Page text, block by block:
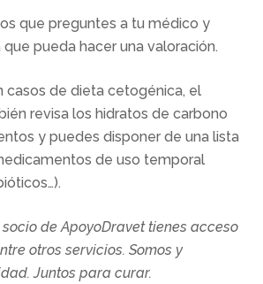
que preguntes a tu médico y
pueda hacer una valoración.
casos de dieta cetogénica, el
revisa los hidratos de carbono
y puedes disponer de una lista
de uso temporal
de ApoyoDravet tienes acceso
otros servicios. Somos y
Juntos para curar.